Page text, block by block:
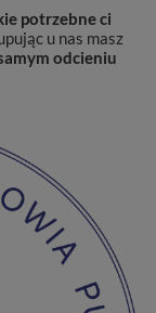
potrzebne ci
u nas masz
odcieniu